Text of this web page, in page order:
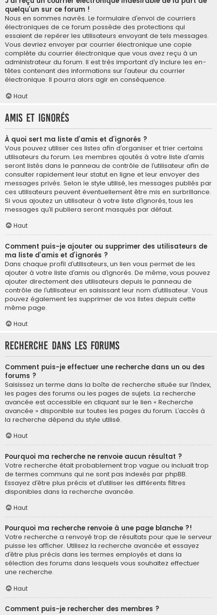
quelqu’un sur ce forum !
Nous en sommes navrés. Le formulaire d’envoi de courriers
électroniques de ce forum possède des protections qui
essaient de repérer les utilisateurs envoyant de tels messages.
Vous devriez envoyer par courrier électronique une copie
complète du courrier électronique que vous avez reçu à un
administrateur du forum. Il est très important d’y inclure les en-
têtes contenant des informations sur l’auteur du courrier
électronique. Il pourra alors agir en conséquence.
Haut
Amis et ignorés
À quoi sert ma liste d’amis et d’ignorés ?
Vous pouvez utiliser ces listes afin d’organiser et trier certains
utilisateurs du forum. Les membres ajoutés à votre liste d’amis
seront listés dans le panneau de contrôle de l’utilisateur afin de
consulter rapidement leur statut en ligne et leur envoyer des
messages privés. Selon le style utilisé, les messages publiés par
ces utilisateurs peuvent éventuellement être mis en surbrillance.
Si vous ajoutez un utilisateur à votre liste d’ignorés, tous les
messages qu’il publiera seront masqués par défaut.
Haut
Comment puis-je ajouter ou supprimer des utilisateurs de
ma liste d’amis et d’ignorés ?
Dans chaque profil d’utilisateurs, un lien vous permet de les
ajouter à votre liste d’amis ou d’ignorés. De même, vous pouvez
ajouter directement des utilisateurs depuis le panneau de
contrôle de l’utilisateur en saisissant leur nom d’utilisateur. Vous
pouvez également les supprimer de vos listes depuis cette
même page.
Haut
Recherche dans les forums
Comment puis-je effectuer une recherche dans un ou des
forums ?
Saisissez un terme dans la boîte de recherche située sur l’index,
les pages des forums ou les pages de sujets. La recherche
avancée est accessible en cliquant sur le lien « Recherche
avancée » disponible sur toutes les pages du forum. L’accès à
la recherche dépend du style utilisé.
Haut
Pourquoi ma recherche ne renvoie aucun résultat ?
Votre recherche était probablement trop vague ou incluait trop
de termes communs qui ne sont pas indexés par phpBB.
Essayez d’être plus précis et d’utiliser les différents filtres
disponibles dans la recherche avancée.
Haut
Pourquoi ma recherche renvoie à une page blanche ?!
Votre recherche a renvoyé trop de résultats pour que le serveur
puisse les afficher. Utilisez la recherche avancée et essayez
d’être plus précis dans les termes employés et dans la
sélection des forums dans lesquels vous souhaitez effectuer
une recherche.
Haut
Comment puis-je rechercher des membres ?